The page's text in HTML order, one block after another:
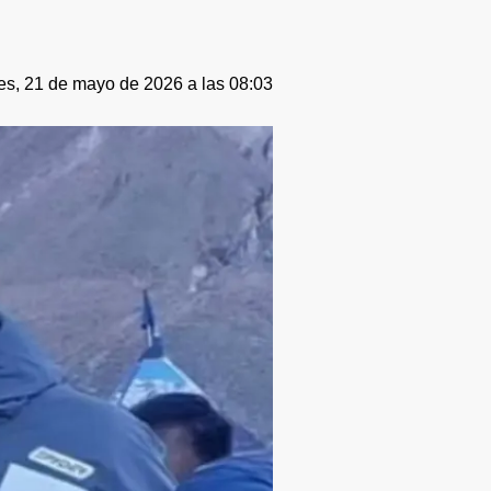
21 de mayo de 2026 a las 08:03